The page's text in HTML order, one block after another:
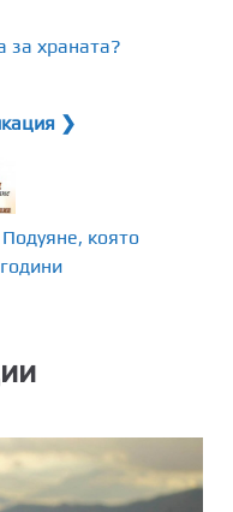
за храната?
❯
която